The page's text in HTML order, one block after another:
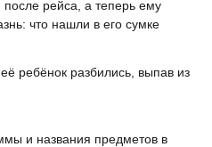
рейса, а теперь ему
что нашли в его сумке
ребёнок разбились, выпав из
и названия предметов в